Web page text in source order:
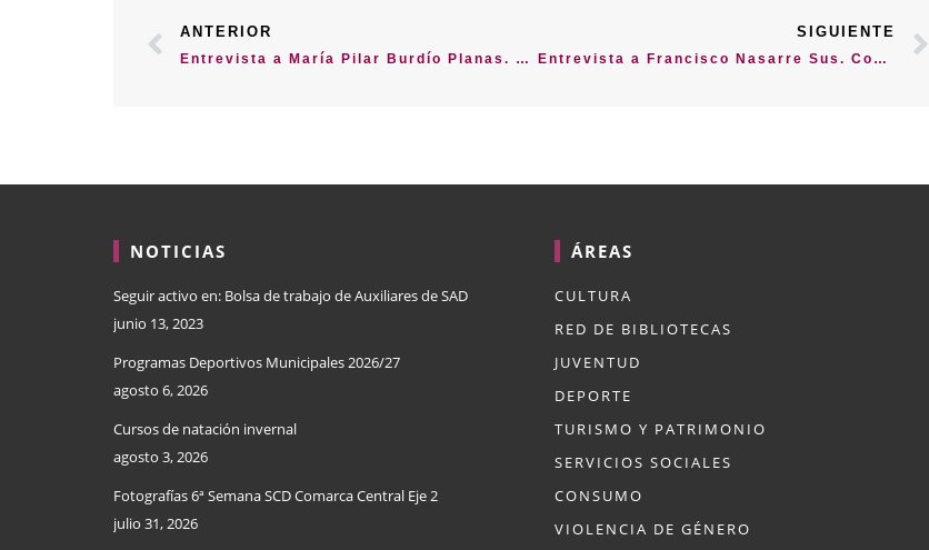
ANTERIOR
Entrevista a María Pilar Burdío Planas. Consejera de Turismo
SIGUIENTE
Entrevista a Francisco Nasarre Sus. Consejero de Patrimonio
NOTICIAS
Seguir activo en: Bolsa de trabajo de Auxiliares de SAD
junio 13, 2023
Programas Deportivos Municipales 2026/27
agosto 6, 2026
Cursos de natación invernal
agosto 3, 2026
Fotografías 6ª Semana SCD Comarca Central Eje 2
julio 31, 2026
ÁREAS
CULTURA
RED DE BIBLIOTECAS
JUVENTUD
DEPORTE
TURISMO Y PATRIMONIO
SERVICIOS SOCIALES
CONSUMO
VIOLENCIA DE GÉNERO